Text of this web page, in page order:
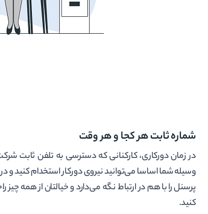
شماره ثابت هر کجا و هر وقت
در زمان دورکاری، کارکنانی که دسترسی به تلفن ثابت
وسیله شما اساسا می‌توانید نیروی دورکار استخدام کنید
پرسنل را با هم در ارتباط نگه می‌دارد و خیالتان از همه
کنید.